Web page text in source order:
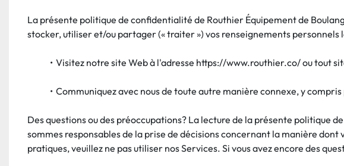
La présente politique de confidentialité de Routhier Équipement de
stocker, utiliser et/ou partager (« traiter ») vos renseignements personnels
Visitez notre site Web à l'adresse https://www.routhier.co/ ou tout
Communiquez avec nous de toute autre manière connexe, y
Des questions ou des préoccupations? La lecture de la présente politique
sommes responsables de la prise de décisions concernant la manière
pratiques, veuillez ne pas utiliser nos Services. Si vous avez encore des